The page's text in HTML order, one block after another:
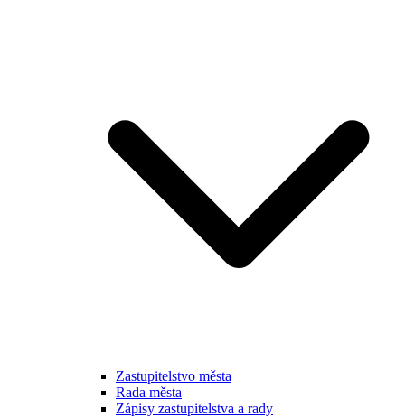
Zastupitelstvo města
Rada města
Zápisy zastupitelstva a rady